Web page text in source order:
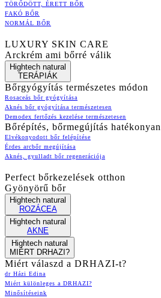
TÖRŐDÖTT, ÉRETT BŐR
FAKÓ BŐR
NORMÁL BŐR
LUXURY SKIN CARE
Arckrém ami bőrré válik
Hightech natural
TERÁPIÁK
Bőrgyógyítás természetes módon
Rosaceás bőr gyógyítása
Aknés bőr gyógyítása természetesen
Demodex fertőzés kezelése természetesen
Bőrépítés, bőrmegújítás hatékonyan
Elvékonyodott bőr felépítése
Érdes arcbőr megújítása
Aknés, gyulladt bőr regenerációja
Perfect bőrkezelések otthon
Gyönyörű bőr
Hightech natural
ROZÁCEA
Hightech natural
AKNE
Hightech natural
MIÉRT DRHAZI?
Miért válaszd a DRHAZI-t?
dr Házi Edina
Miért különleges a DRHAZI?
Minősítéseink